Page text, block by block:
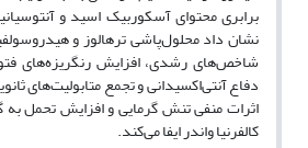
برابری محتوای آسکوربیک اسید و
نشان داد محلول‌پاشی ترهالوز و
شاخص‌های رشدی، افزایش رنگریزه‌های
دفاع آنتی‌اکسیدانی و تجمع متابولیت‌های
اثرات منفی تنش گرمایی و افزایش تحمل به
کالفرنیا واندر ایفا می‌کند.